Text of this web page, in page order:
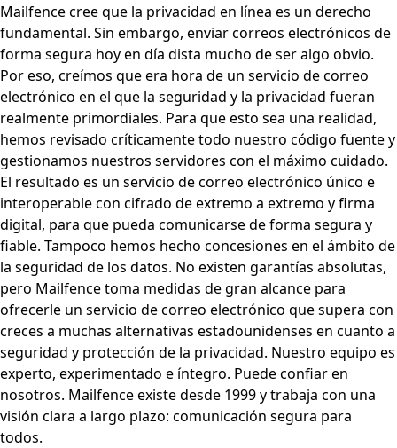
Mailfence cree que la privacidad en línea es un derecho
fundamental. Sin embargo, enviar correos electrónicos de
forma segura hoy en día dista mucho de ser algo obvio.
Por eso, creímos que era hora de un servicio de correo
electrónico en el que la seguridad y la privacidad fueran
realmente primordiales. Para que esto sea una realidad,
hemos revisado críticamente todo nuestro código fuente y
gestionamos nuestros servidores con el máximo cuidado.
El resultado es un servicio de correo electrónico único e
interoperable con cifrado de extremo a extremo y firma
digital, para que pueda comunicarse de forma segura y
fiable. Tampoco hemos hecho concesiones en el ámbito de
la seguridad de los datos. No existen garantías absolutas,
pero Mailfence toma medidas de gran alcance para
ofrecerle un servicio de correo electrónico que supera con
creces a muchas alternativas estadounidenses en cuanto a
seguridad y protección de la privacidad. Nuestro equipo es
experto, experimentado e íntegro. Puede confiar en
nosotros. Mailfence existe desde 1999 y trabaja con una
visión clara a largo plazo: comunicación segura para
todos.